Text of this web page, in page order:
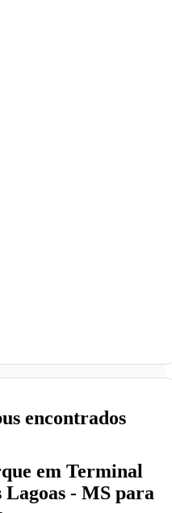
em Terminal
- MS para
encontrados